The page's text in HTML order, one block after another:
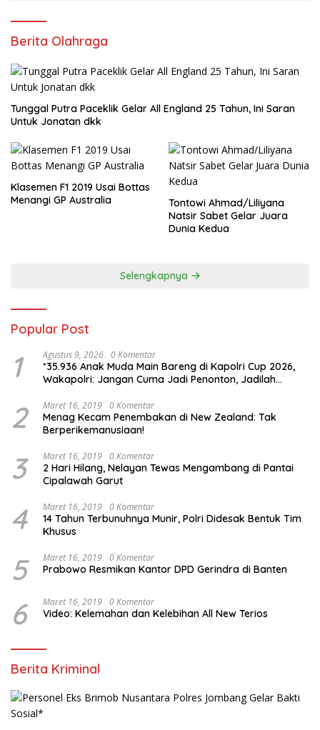
Berita Olahraga
Tunggal Putra Paceklik Gelar All England 25 Tahun, Ini Saran
Untuk Jonatan dkk
Klasemen F1 2019 Usai Bottas
Menangi GP Australia
Tontowi Ahmad/Liliyana
Natsir Sabet Gelar Juara
Dunia Kedua
Selengkapnya
Popular Post
1 Agustus 9, 2026 0 Komentar
*35.936 Anak Muda Main Bareng di Kapolri Cup 2026,
Wakapolri: Jangan Cuma Jadi Penonton, Jadilah
2 Maret 16, 2019 0 Komentar
Menag Kecam Penembakan di New Zealand: Tak
Berperikemanusiaan!
3 Maret 16, 2019 0 Komentar
2 Hari Hilang, Nelayan Tewas Mengambang di Pantai
Cipalawah Garut
4 Maret 16, 2019 0 Komentar
14 Tahun Terbunuhnya Munir, Polri Didesak Bentuk Tim
Khusus
5 Maret 16, 2019 0 Komentar
Prabowo Resmikan Kantor DPD Gerindra di Banten
6 Maret 16, 2019 0 Komentar
Video: Kelemahan dan Kelebihan All New Terios
Berita Kriminal